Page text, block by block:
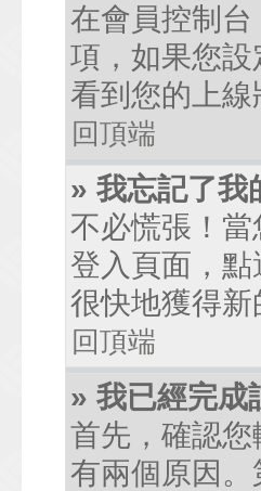
在會員控制
項，如果您
看到您的上
回頂端
» 我忘記了我
不必慌張！
登入頁面，點
很快地獲得新
回頂端
» 我已經完成
首先，確認
有兩個原因